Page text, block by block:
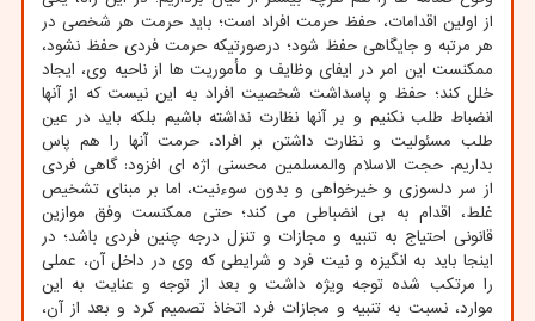
از اولین اقدامات، حفظ حرمت افراد است؛ باید حرمت هر شخصی در
هر مرتبه و جایگاهی حفظ شود؛ درصورتیکه حرمت فردی حفظ نشود،
ممکنست این امر در ایفای وظایف و مأموریت ها از ناحیه وی، ایجاد
خلل کند؛ حفظ و پاسداشت شخصیت افراد به این نیست که از آنها
انضباط طلب نکنیم و بر آنها نظارت نداشته باشیم بلکه باید در عین
طلب مسئولیت و نظارت داشتن بر افراد، حرمت آنها را هم پاس
بداریم. حجت الاسلام والمسلمین محسنی اژه ای افزود: گاهی فردی
از سر دلسوزی و خیرخواهی و بدون سوءنیت، اما بر مبنای تشخیص
غلط، اقدام به بی انضباطی می کند؛ حتی ممکنست وفق موازین
قانونی احتیاج به تنبیه و مجازات و تنزل درجه چنین فردی باشد؛ در
اینجا باید به انگیزه و نیت فرد و شرایطی که وی در داخل آن، عملی
را مرتکب شده توجه ویژه داشت و بعد از توجه و عنایت به این
موارد، نسبت به تنبیه و مجازات فرد اتخاذ تصمیم کرد و بعد از آن،